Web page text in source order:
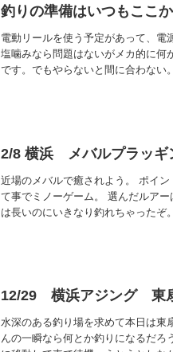
釣りの準備はいつもここ
電動リールを使う予定があって、電
塩噛みなら問題はないがメカ的に何
です。でもやらないと間に合わない
2/8 横浜 メバルプラッギ
近場のメバルで癒されよう。 ポイ
て事でミノーゲーム。 選んだルア
は長いのにいきなり釣れちゃったぞ
12/29 横浜アジング 東
水深のある釣り場を求めて本日は東
んの一瞬なら何とか釣りになるだろ